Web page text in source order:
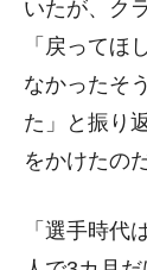
いたが、ク
「戻ってほ
なかったそ
た」と振り
をかけたの
「選手時代